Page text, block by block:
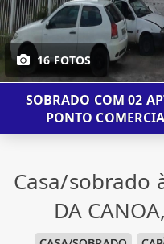
16 FOTOS
SOBRADO COM 02
PONTO
Casa/sobrado
DA